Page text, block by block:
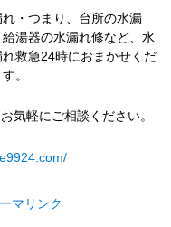
・つまり、台所の水漏
湯器の水漏れ修など、水
救急24時におまかせくだ
。
気軽にご相談ください。
マリンク